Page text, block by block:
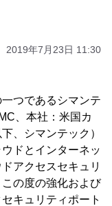
2019年7月23日 11:30
つであるシマンテ
、本社：米国カ
、シマンテック）
ドとインターネッ
アクセスセキュリ
の度の強化および
キュリティポート